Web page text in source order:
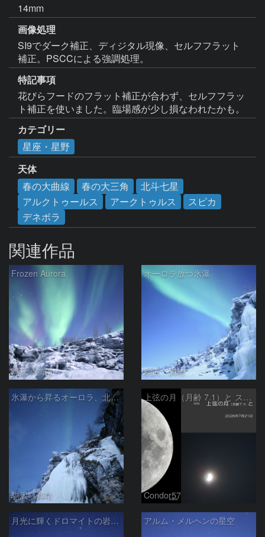
14mm
画像処理
SI9でダーク補正、ディジタル現像、セルフフラット
補正。PSCCによる強調処理。
特記事項
花びらフードのフラット補正が合わず、セルフフラッ
ト補正を使いました。臨場感が少し損なわれたかも。
カテゴリー
星座・星野
天体
春の大曲線
春の大三角
北斗七星
アルクトゥールス
アークトゥルス
スピカ
デネボラ
関連作品
Frozen Aurora
駒沢 満晴
オーロラ放つ氷瀑
駒沢 満晴
氷瀑から昇るオーロラ、北斗七星
駒沢 満晴
上弦の月（月齢 7.1）と スピカ
Condor57
月光に輝くドロマイトの岩峰群 アルム・メルヘンの星空